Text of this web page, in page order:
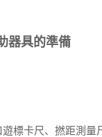
具的準備
卡尺、撚距測量